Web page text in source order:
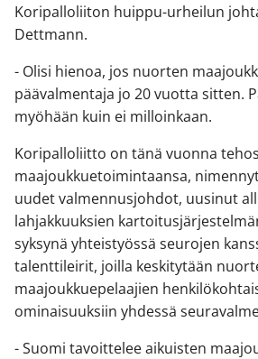
Koripalloliiton huippu-urheilun
Dettmann.
- Olisi hienoa, jos nuorten
päävalmentaja jo 20 vuotta sitten.
myöhään kuin ei milloinkaan.
Koripalloliitto on tänä vuonna
maajoukkuetoimintaansa,
uudet valmennusjohdot, uusinut
lahjakkuuksien
syksynä yhteistyössä seurojen
talenttileirit, joilla keskitytään
maajoukkuepelaajien
ominaisuuksiin yhdessä
- Suomi tavoittelee aikuisten